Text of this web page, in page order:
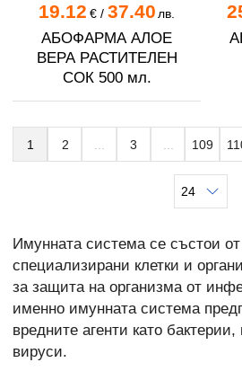
19.12 €/ 37.40 лв.
АБОФАРМА АЛОЕ
ВЕРА РАСТИТЕЛЕН
СОК 500 мл.
1 2 3 109
Имунната система се състои
специализирани клетки и
за защита на организма от
именно имунната система
вредните агенти като
вируси.